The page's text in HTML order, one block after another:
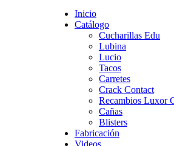
Inicio
Catálogo
Cucharillas Edu
Lubina
Lucio
Tacos
Carretes
Crack Contact
Recambios Luxor
Cañas
Blisters
Fabricación
Videos